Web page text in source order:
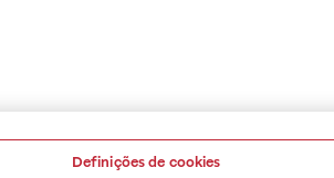
Definições de cookies